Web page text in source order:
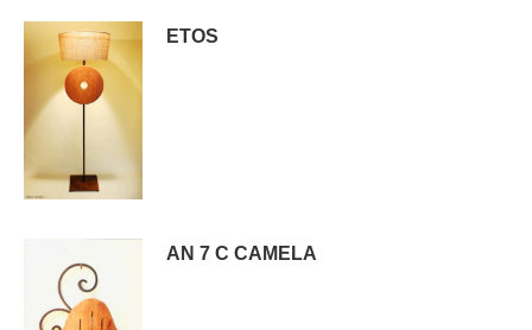
ETOS
AN 7 C CAMELA